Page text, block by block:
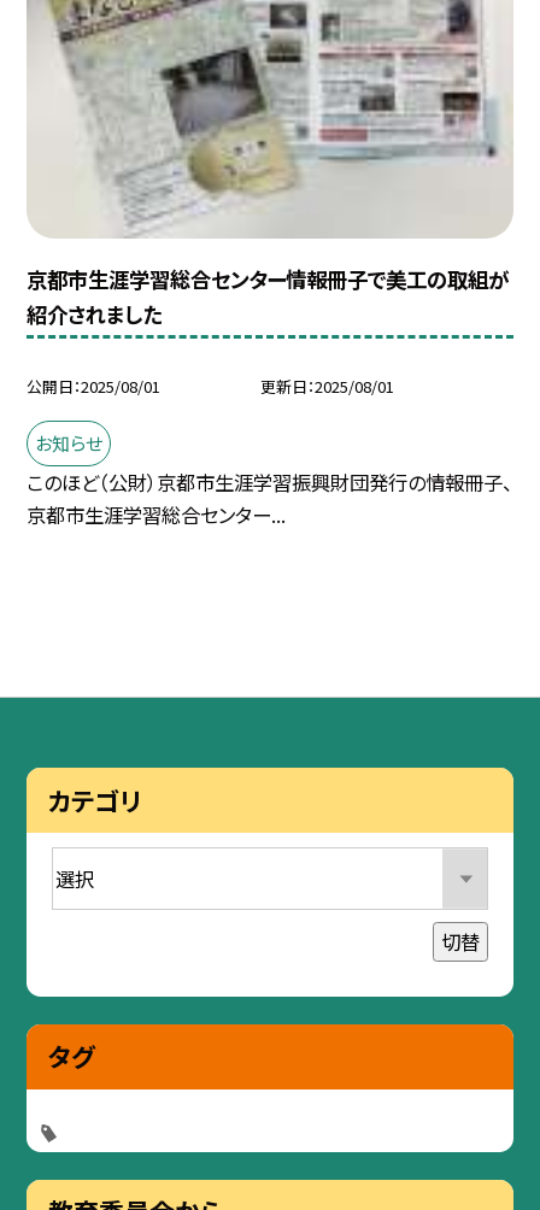
京都市生涯学習総合センター情報冊子で美工の取組が
紹介されました
公開日 2025/08/01 更新日 2025/08/01
お知らせ
このほど（公財）京都市生涯学習振興財団発行の情報冊子、
京都市生涯学習総合センター...
カテゴリ
切替
タグ